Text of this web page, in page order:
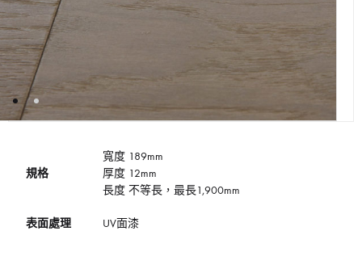
規格
寬度 189mm
厚度 12mm
長度 不等長，最長1,900mm
表面處理 UV面漆